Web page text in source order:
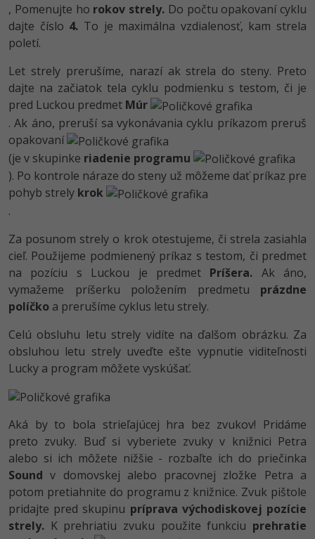
, Pomenujte ho rokov strely. Do počtu opakovaní cyklu
dajte číslo 4. To je maximálna vzdialenosť, kam strela
poletí.
Let strely prerušíme, narazí ak strela do steny. Preto
dajte na začiatok tela cyklu podmienku s testom, či je
pred Luckou predmet Múr
. Ak áno, preruší sa vykonávania cyklu príkazom preruš
opakovaní
(je v skupinke riadenie programu
). Po kontrole náraze do steny už môžeme dať príkaz pre
pohyb strely krok
.
Za posunom strely o krok otestujeme, či strela zasiahla
cieľ. Použijeme podmienený príkaz s testom, či predmet
na pozíciu s Luckou je predmet Príšera. Ak áno,
vymažeme príšerku položením predmetu prázdne
políčko a prerušíme cyklus letu strely.
Celú obsluhu letu strely vidíte na ďalšom obrázku. Za
obsluhou letu strely uveďte ešte vypnutie viditeľnosti
Lucky a program môžete vyskúšať.
Aká by to bola strieľajúcej hra bez zvukov! Pridáme
preto zvuky. Buď si vyberiete zvuky v knižnici Petra
alebo si ich môžete nižšie - rozbaľte ich do priečinka
Sound v domovskej alebo pracovnej zložke Petra a
potom pretiahnite do programu z knižnice. Zvuk pištole
pridajte pred skupinu príprava východiskovej pozície
strely. K prehriatiu zvuku použite funkciu prehratie